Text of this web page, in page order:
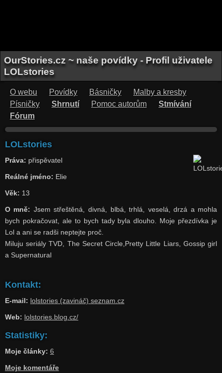
OurStories.cz ~ naše povídky - Profil uživatele
LOLstories
O webu Povídky Básničky
Malby a kresby
Písničky
Shrnutí Pomoc autorům
Stmívání
Fórum
LOLstories
Práva: přispěvatel
Reálné jméno: Elie
Věk: 13
O mně: Jsem střeštěná, divná, blbá, trhlá, veselá, drzá a mohla
bych pokračovat, ale to bych tady byla dlouho. Moje přezdívka je
Lol a ani se radši neptejte proč.
Miluju seriály TVD, The Secret Circle,Pretty Little Liars, Gossip girl
a Supernatural
Kontakt:
E-mail: lolstories (zavináč) seznam.cz
Web: lolstories.blog.cz/
Statistiky:
Moje články: 6
Moje komentáře